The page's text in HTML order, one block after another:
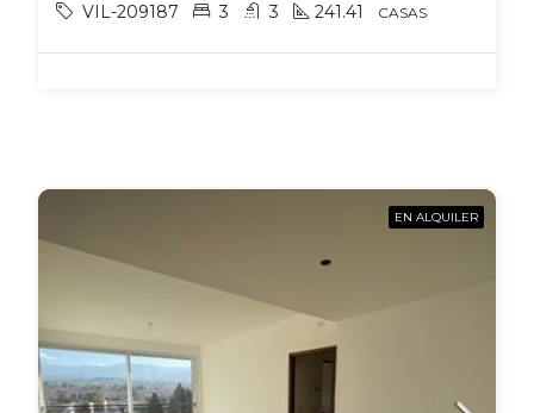
VIL-209187 3 3 241.41 CASAS
EN ALQUILER